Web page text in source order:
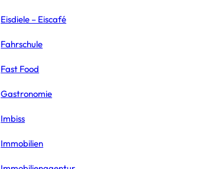
Eisdiele – Eiscafé
Fahrschule
Fast Food
Gastronomie
Imbiss
Immobilien